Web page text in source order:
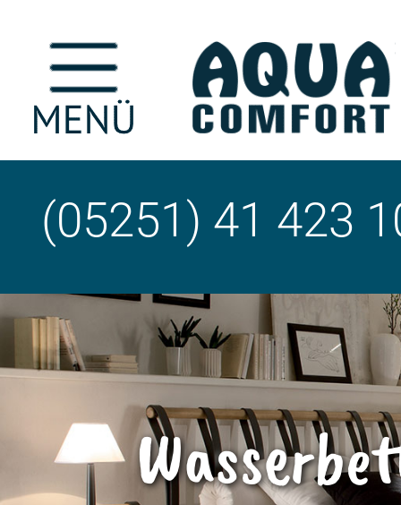
(05251) 41 423